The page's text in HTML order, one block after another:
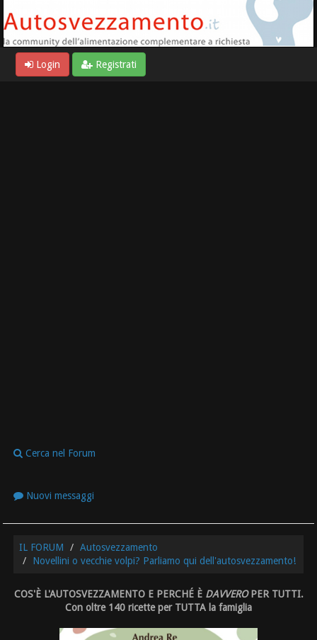
Login Registrati
Cerca nel Forum
Nuovi messaggi
IL FORUM
Autosvezzamento
Novellini o vecchie volpi? Parliamo qui dell'autosvezzamento!
COS'È L'AUTOSVEZZAMENTO E PERCHÉ È DAVVEROPER TUTTI.
Con oltre 140 ricette per TUTTA la famiglia